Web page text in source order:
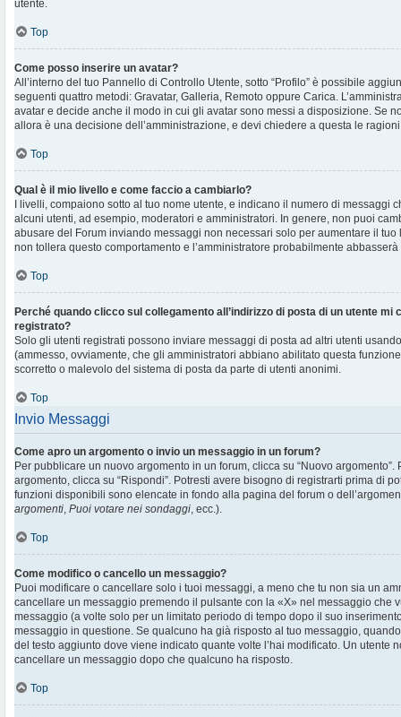
utente.
Top
Come posso inserire un avatar?
All’interno del tuo Pannello di Controllo Utente, sotto “Profilo” è possibile
seguenti quattro metodi: Gravatar, Galleria, Remoto oppure Carica.
avatar e decide anche il modo in cui gli avatar sono messi a disposizione. Se
allora è una decisione dell’amministrazione, e devi chiedere a questa le
Top
Qual è il mio livello e come faccio a cambiarlo?
I livelli, compaiono sotto al tuo nome utente, e indicano il numero di messaggi
alcuni utenti, ad esempio, moderatori e amministratori. In genere, non puoi
abusare del Forum inviando messaggi non necessari solo per aumentare il
non tollera questo comportamento e l’amministratore probabilmente
Top
Perché quando clicco sul collegamento all’indirizzo di posta di un utente mi
registrato?
Solo gli utenti registrati possono inviare messaggi di posta ad altri utenti
(ammesso, ovviamente, che gli amministratori abbiano abilitato questa
scorretto o malevolo del sistema di posta da parte di utenti anonimi.
Top
Invio Messaggi
Come apro un argomento o invio un messaggio in un forum?
Per pubblicare un nuovo argomento in un forum, clicca su “Nuovo
argomento, clicca su “Rispondi”. Potresti avere bisogno di registrarti prima di
funzioni disponibili sono elencate in fondo alla pagina del forum o
argomenti, Puoi votare nei sondaggi, ecc.).
Top
Come modifico o cancello un messaggio?
Puoi modificare o cancellare solo i tuoi messaggi, a meno che tu non sia un
cancellare un messaggio premendo il pulsante con la «X» nel messaggio che
messaggio (a volte solo per un limitato periodo di tempo dopo il suo
messaggio in questione. Se qualcuno ha già risposto al tuo messaggio,
del testo aggiunto dove viene indicato quante volte l’hai modificato. Un utente
cancellare un messaggio dopo che qualcuno ha risposto.
Top